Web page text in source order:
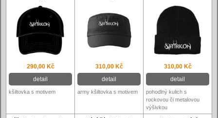
290,00 Kč
detail
310,00 Kč
detail
310,00 Kč
detail
kšiltovka s motivem army kšiltovka s motivem
pohodlný kulich s
rockovou či metalovou
výšivkou